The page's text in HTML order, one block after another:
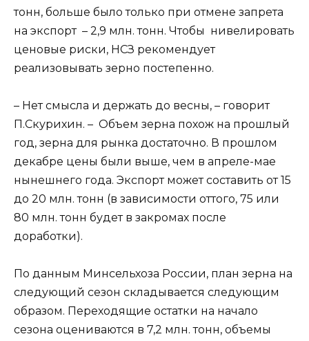
тонн, больше было только при отмене запрета
на экспорт – 2,9 млн. тонн. Чтобы нивелировать
ценовые риски, НСЗ рекомендует
реализовывать зерно постепенно.
– Нет смысла и держать до весны, – говорит
П.Скурихин. – Объем зерна похож на прошлый
год, зерна для рынка достаточно. В прошлом
декабре цены были выше, чем в апреле-мае
нынешнего года. Экспорт может составить от 15
до 20 млн. тонн (в зависимости оттого, 75 или
80 млн. тонн будет в закромах после
доработки).
По данным Минсельхоза России, план зерна на
следующий сезон складывается следующим
образом. Переходящие остатки на начало
сезона оцениваются в 7,2 млн. тонн, объемы